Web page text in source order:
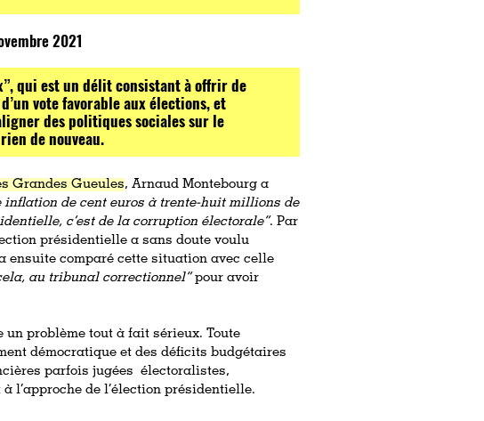
2021
qui est un délit consistant à offrir de
vote favorable aux élections, et
des politiques sociales sur le
de nouveau.
Grandes Gueules, Arnaud Montebourg a
inflation de cent euros à trente-huit millions de
c’est de la corruption électorale”. Par
présidentielle a sans doute voulu
ensuite comparé cette situation avec celle
au tribunal correctionnel”pour avoir
un problème tout à fait sérieux. Toute
démocratique et des déficits budgétaires
parfois jugées électoralistes,
l’approche de l’élection présidentielle.